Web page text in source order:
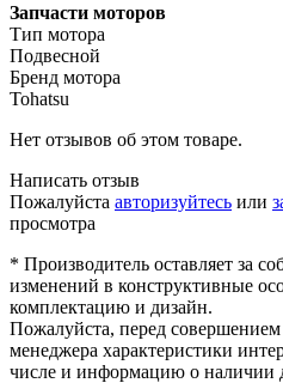
Запчасти моторов
Тип мотора
Подвесной
Бренд мотора
Tohatsu
Нет отзывов об этом товаре.
Написать отзыв
Пожалуйста авторизуйтесь или
просмотра
* Производитель оставляет за
изменений в конструктивные
комплектацию и дизайн.
Пожалуйста, перед
менеджера характеристики
числе и информацию о наличии